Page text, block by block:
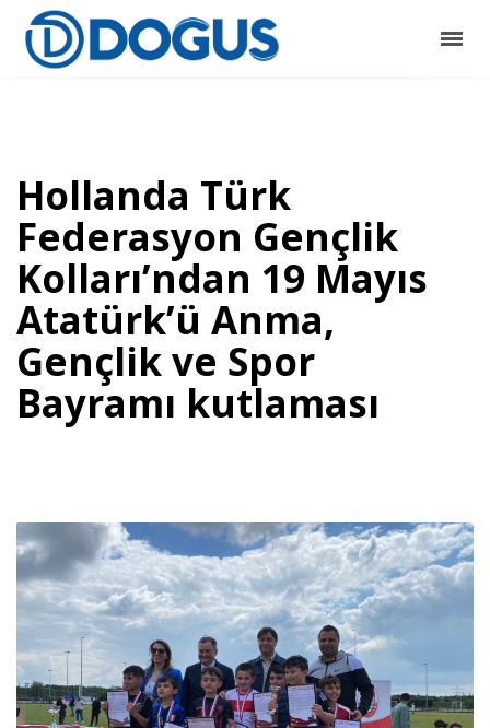
Hollanda Türk
Federasyon Gençlik
Kolları’ndan 19 Mayıs
Atatürk’ü Anma,
Gençlik ve Spor
Bayramı kutlaması